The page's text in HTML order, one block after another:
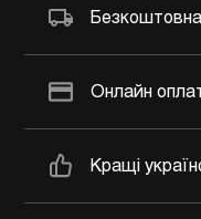
Онлайн
Кращі